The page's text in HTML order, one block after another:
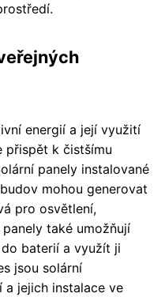
energií a její využití
přispět k čistšímu
panely instalované
mohou generovat
pro osvětlení,
také umožňují
baterií a využít ji
jsou solární
a jejich instalace ve